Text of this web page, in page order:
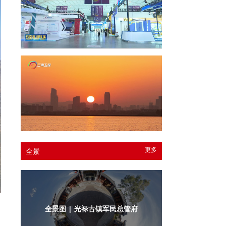
更多
全景
全景图 | 光禄古镇军民总管府内庭